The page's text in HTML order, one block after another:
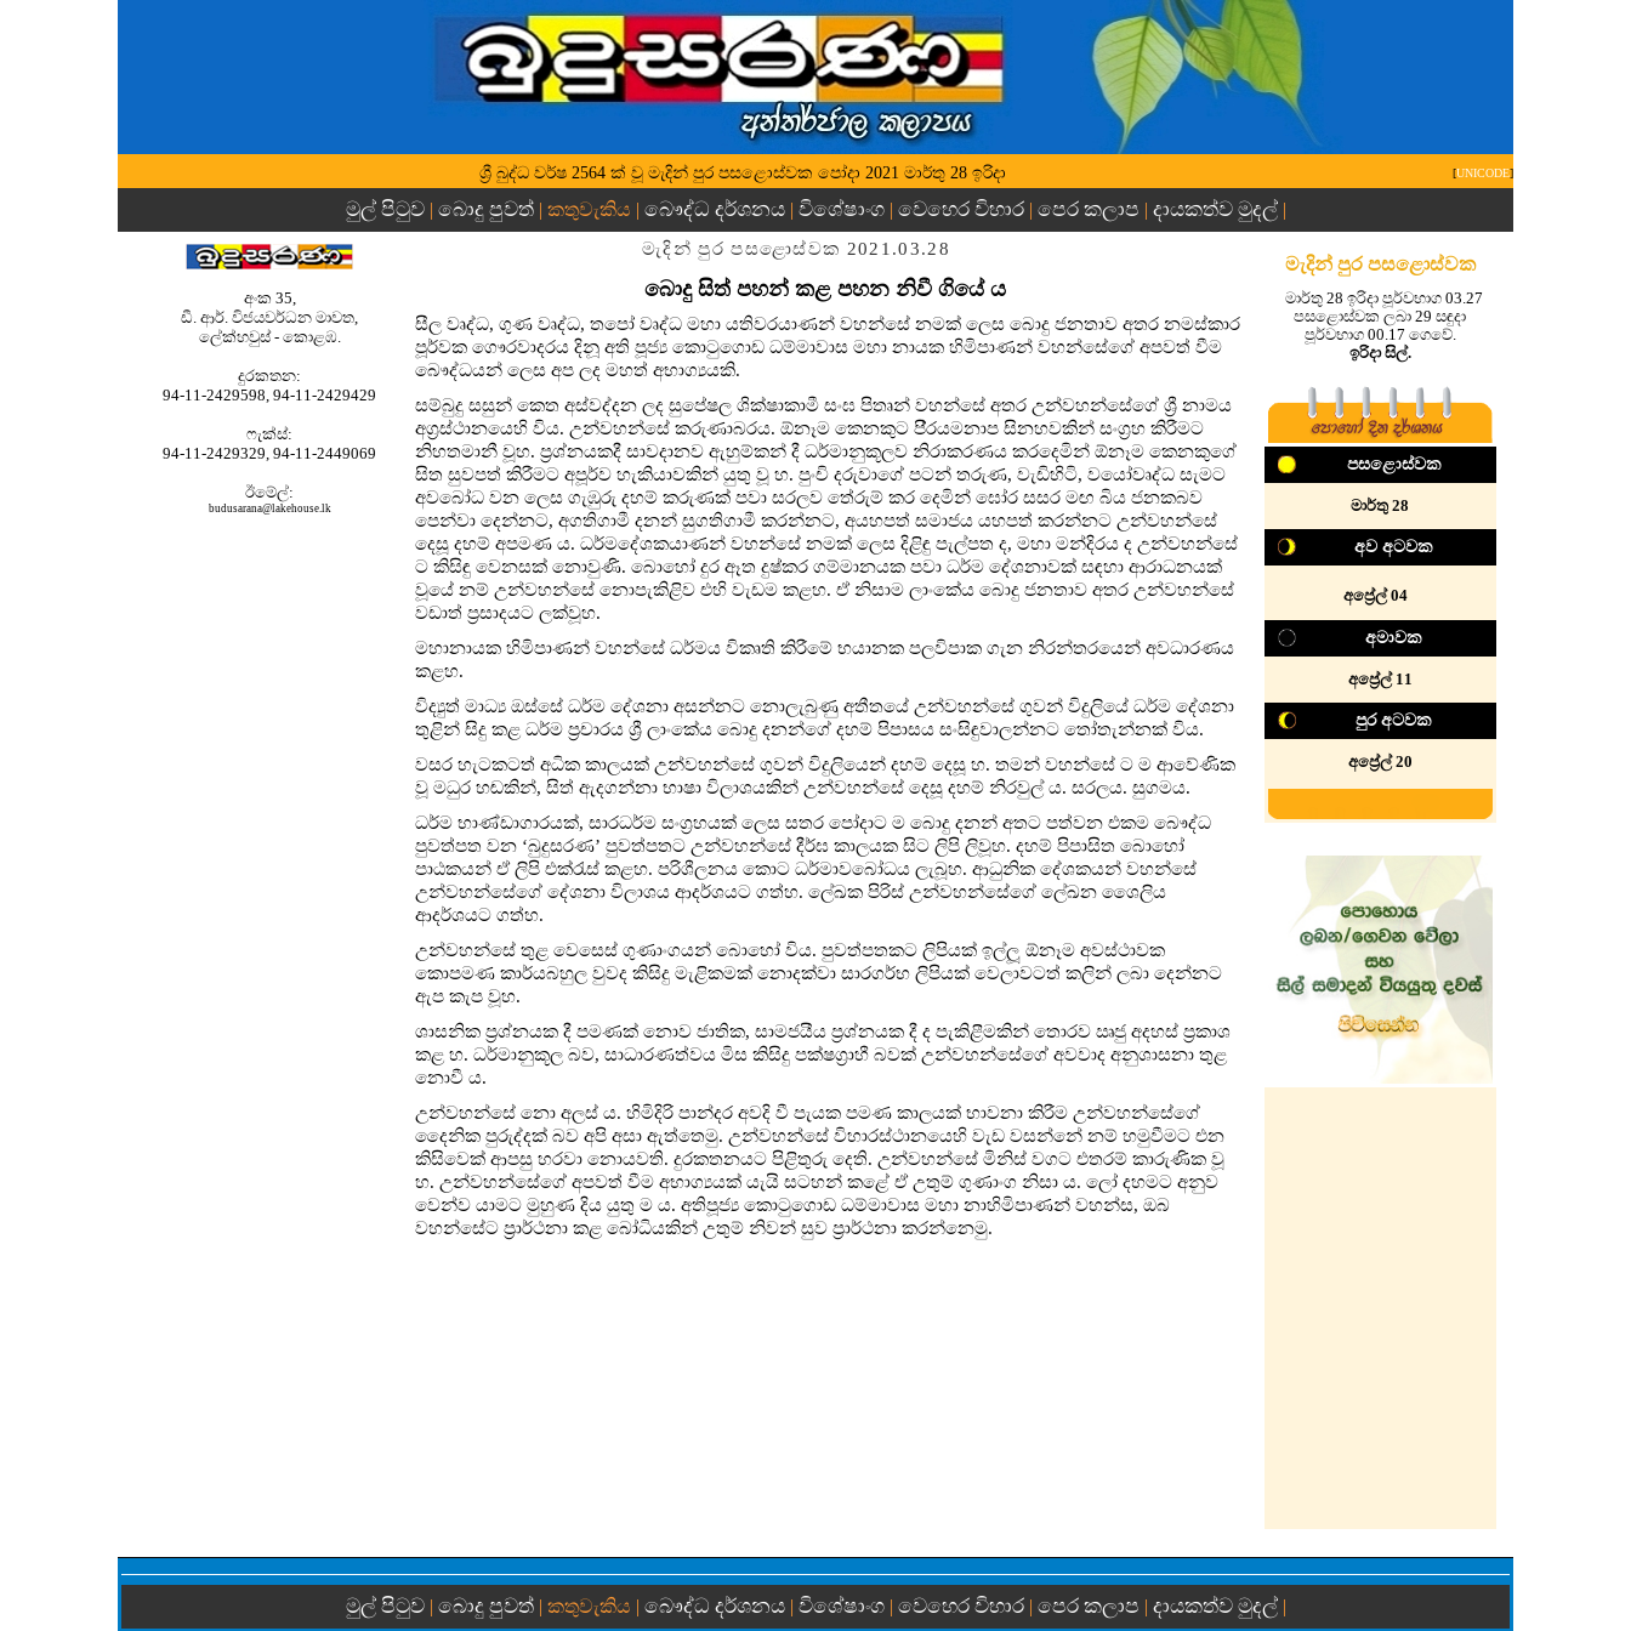
ශ්‍රී බුද්ධ වර්ෂ 2564 ක් වූ මැදින් පුර පසළොස්වක පෝදා 2021 මාර්තු 28 ඉරිදා [UNICODE]
මුල් පිටුව | බොදු පුවත්| කතුවැකිය | බෞද්ධ දර්ශනය| විශේෂාංග| වෙහෙර විහාර| පෙර කලාප | දායකත්ව මුදල්|
අංක 35,
ඩී. ආර්. විජයවර්ධන මාවත,
ලේක්හවුස් - කොළඹ.
දුරකතන‍‍:
94-11-2429598, 94-11-2429429
ෆැක්ස්:
94-11-2429329, 94-11-2449069
ඊමේල්:
budusarana@lakehouse.lk
මැදින් පුර පසළොස්වක 2021.03.28
බොදු සිත් පහන් කළ පහන නිවී ගියේ ය
සීල වෘද්ධ, ගුණ වෘද්ධ, තපෝ වෘද්ධ මහා යතිවරයාණන් වහන්සේ නමක් ලෙස බොදු ජනතාව අතර නමස්කාර
පූර්වක ගෞරවාදරය දිනූ අති පූජ්‍ය කොටුගොඩ ධම්මාවාස මහා නායක හිමිපාණන් වහන්සේගේ අපවත් වීම
බෞද්ධයන් ලෙස අප ලද මහත් අභාග්‍යයකි.
සම්බුදු සසුන් කෙත අස්වද්දන ලද සුපේෂල ශික්ෂාකාමී සංඝ පිතෘන් වහන්සේ අතර උන්වහන්සේගේ ශ්‍රී නාමය
අග්‍රස්ථානයෙහි විය. උන්වහන්සේ කරුණාබරය. ඕනෑම කෙනකුට පි‍්‍රයමනාප සිනහවකින් සංග්‍රහ කිරීමට
නිහතමානී වූහ. ප්‍රශ්නයකදී සාවදානව ඇහුම්කන් දී ධර්මානුකූලව නිරාකරණය කරදෙමින් ඕනෑම කෙනකුගේ
සිත සුවපත් කිරීමට අපූර්ව හැකියාවකින් යුතු වූ හ. පුංචි දරුවාගේ පටන් තරුණ, වැඩිහිටි, වයෝවෘද්ධ සැමට
අවබෝධ වන ලෙස ගැඹුරු දහම් කරුණක් පවා සරලව තේරුම් කර දෙමින් ඝෝර සසර මඟ බිය ජනකබව
පෙන්වා දෙන්නට, අගතිගාමී දනන් සුගතිගාමී කරන්නට, අයහපත් සමාජය යහපත් කරන්නට උන්වහන්සේ
දෙසූ දහම් අපමණ ය. ධර්මදේශකයාණන් වහන්සේ නමක් ලෙස දිළිඳු පැල්පත ද, මහා මන්දිරය ද උන්වහන්සේ
ට කිසිඳු වෙනසක් නොවුණි. බොහෝ දුර ඈත දුෂ්කර ගම්මානයක පවා ධර්ම දේශනාවක් සඳහා ආරාධනයක්
වූයේ නම් උන්වහන්සේ නොපැකිළිව එහි වැඩම කළහ. ඒ නිසාම ලාංකේය බොදු ජනතාව අතර උන්වහන්සේ
වඩාත් ප්‍රසාදයට ලක්වූහ.
මහානායක හිමිපාණන් වහන්සේ ධර්මය විකෘති කිරීමේ භයානක පලවිපාක ගැන නිරන්තරයෙන් අවධාරණය
කළහ.
විද්‍යුත් මාධ්‍ය ඔස්සේ ධර්ම දේශනා අසන්නට නොලැබුණු අතීතයේ උන්වහන්සේ ගුවන් විදුලියේ ධර්ම දේශනා
තුළින් සිදු කළ ධර්ම ප්‍රචාරය ශ්‍රී ලාංකේය බොදු දනන්ගේ දහම් පිපාසය සංසිඳුවාලන්නට තෝතැන්නක් විය.
වසර හැටකටත් අධික කාලයක් උන්වහන්සේ ගුවන් විදුලියෙන් දහම් දෙසූ හ. තමන් වහන්සේ ට ම ආවේණික
වූ මධුර හඬකින්, සිත් ඇදගන්නා භාෂා විලාශයකින් උන්වහන්සේ දෙසූ දහම් නිරවුල් ය. සරලය. සුගමය.
ධර්ම භාණ්ඩාගාරයක්, සාරධර්ම සංග්‍රහයක් ලෙස සතර පෝදාට ම බොදු දනන් අතට පත්වන එකම බෞද්ධ
පුවත්පත වන ‘බුදුසරණ’ පුවත්පතට උන්වහන්සේ දීර්ඝ කාලයක සිට ලිපි ලිවූහ. දහම් පිපාසිත බොහෝ
පාඨකයන් ඒ ලිපි එක්රැස් කළහ. පරිශීලනය කොට ධර්මාවබෝධය ලැබූහ. ආධුනික දේශකයන් වහන්සේ
උන්වහන්සේගේ දේශනා විලාශය ආදර්ශයට ගත්හ. ලේඛක පිරිස් උන්වහන්සේගේ ලේඛන ශෛලිය
ආදර්ශයට ගත්හ.
උන්වහන්සේ තුළ වෙසෙස් ගුණාංගයන් බොහෝ විය. පුවත්පතකට ලිපියක් ඉල්ලූ ඕනෑම අවස්ථාවක
කොපමණ කාර්යබහුල වුවද කිසිදු මැළිකමක් නොදක්වා සාරගර්භ ලිපියක් වෙලාවටත් කලින් ලබා දෙන්නට
ඇප කැප වූහ.
ශාසනික ප්‍රශ්නයක දී පමණක් නොව ජාතික, සාමජයීය ප්‍රශ්නයක දී ද පැකිළීමකින් තොරව ඍජු අදහස් ප්‍රකාශ
කළ හ. ධර්මානුකූල බව, සාධාරණත්වය මිස කිසිදු පක්ෂග්‍රාහී බවක් උන්වහන්සේගේ අවවාද අනුශාසනා තුළ
නොවී ය.
උන්වහන්සේ නො අලස් ය. හිමිදිරි පාන්දර අවදි වී පැයක පමණ කාලයක් භාවනා කිරීම උන්වහන්සේගේ
දෛනික පුරුද්දක් බව අපි අසා ඇත්තෙමු. උන්වහන්සේ විහාරස්ථානයෙහි වැඩ වසන්නේ නම් හමුවීමට එන
කිසිවෙක් ආපසු හරවා නොයවති. දුරකතනයට පිළිතුරු දෙති. උන්වහන්සේ මිනිස් වගට එතරම් කාරුණික වූ
හ. උන්වහන්සේගේ අපවත් වීම අභාග්‍යයක් යැයි සටහන් කළේ ඒ උතුම් ගුණාංග නිසා ය. ලෝ දහමට අනුව
වෙන්ව යාමට මුහුණ දිය යුතු ම ය. අතිපූජ්‍ය කොටුගොඩ ධම්මාවාස මහා නාහිමිපාණන් වහන්ස, ඔබ
වහන්සේට ප්‍රාර්ථනා කළ බෝධියකින් උතුම් නිවන් සුව ප්‍රාර්ථනා කරන්නෙමු.
මැදින් පුර පසළොස්වක
මාර්තු 28 ඉරිදා පූර්වභාග 03.27
පසළොස්වක ලබා 29 සඳුදා
පූර්වභාග 00.17 ගෙවේ.
ඉරිදා සිල්.
පසළොස්වක
මාර්තු 28
අව අටවක
අප්‍රේල් 04
අමාවක
අප්‍රේල් 11
පුර අටවක
අප්‍රේල් 20
මුල් පිටුව | බොදු පුවත්| කතුවැකිය | බෞද්ධ දර්ශනය| විශේෂාංග| වෙහෙර විහාර| පෙර කලාප | දායකත්ව මුදල්|